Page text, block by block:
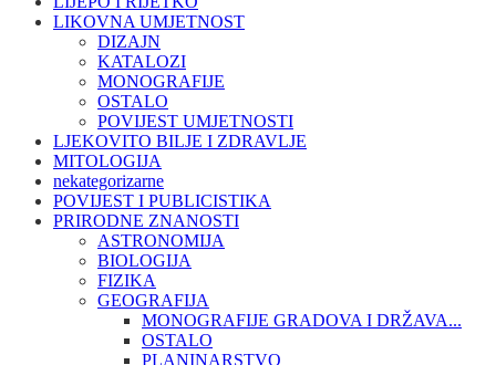
LIKOVNA UMJETNOST
DIZAJN
KATALOZI
MONOGRAFIJE
OSTALO
POVIJEST UMJETNOSTI
LJEKOVITO BILJE I ZDRAVLJE
MITOLOGIJA
nekategorizarne
POVIJEST I PUBLICISTIKA
PRIRODNE ZNANOSTI
ASTRONOMIJA
BIOLOGIJA
FIZIKA
GEOGRAFIJA
MONOGRAFIJE GRADOVA I DRŽAVA...
OSTALO
PLANINARSTVO